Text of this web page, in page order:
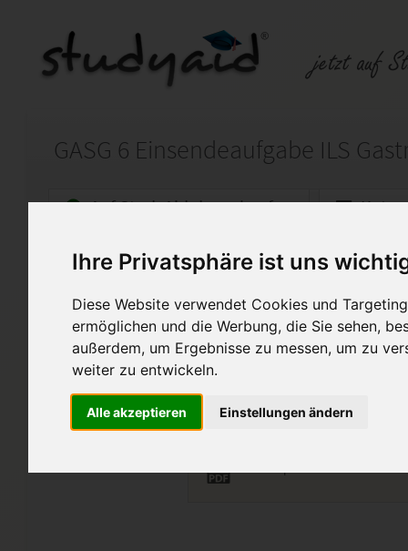
Ihre Privatsphäre ist uns
Diese Website verwendet Cookies und
ermöglichen und die Werbung, die Sie sehen,
außerdem, um Ergebnisse zu messen, um zu
weiter zu entwickeln.
Alle akzeptieren Einstellungen ändern
Auf StudyAid.de verkaufen
Startseite Sonstiges
Gastronomiemanagement
meine Lösung wurde mit 1,0